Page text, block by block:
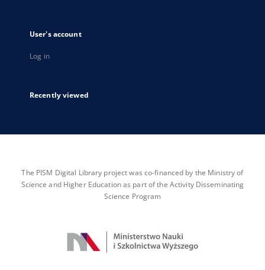
User's account
Log in
Recently viewed
The PISM Digital Library project was co-financed by the Ministry of
Science and Higher Education as part of the Activity Disseminating
Science Program